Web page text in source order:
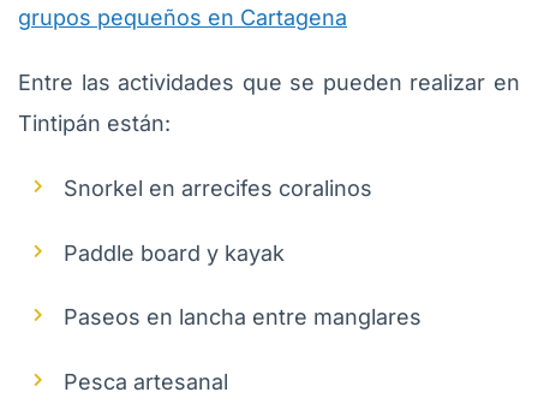
grupos pequeños en Cartagena
Entre las actividades que se pueden realizar en
Tintipán están:
Snorkel en arrecifes coralinos
Paddle board y kayak
Paseos en lancha entre manglares
Pesca artesanal